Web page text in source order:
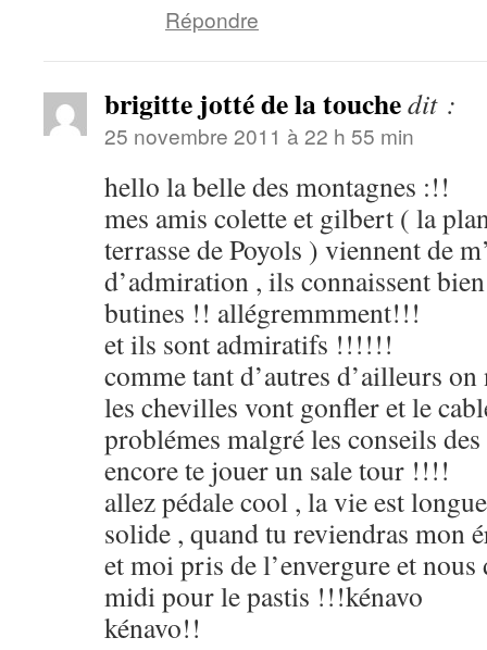
Répondre
brigitte jotté de la touchedit :
25 novembre 2011 à 22 h 55 min
hello la belle des montagnes :!!
mes amis colette et gilbert ( la
terrasse de Poyols ) viennent de
d’admiration , ils connaissent
butines !! allégremmment!!!
et ils sont admiratifs !!!!!!
comme tant d’autres d’ailleurs
les chevilles vont gonfler et le
problémes malgré les conseils
encore te jouer un sale tour !!!!
allez pédale cool , la vie est
solide , quand tu reviendras mon
et moi pris de l’envergure et nous
midi pour le pastis !!!kénavo
kénavo!!